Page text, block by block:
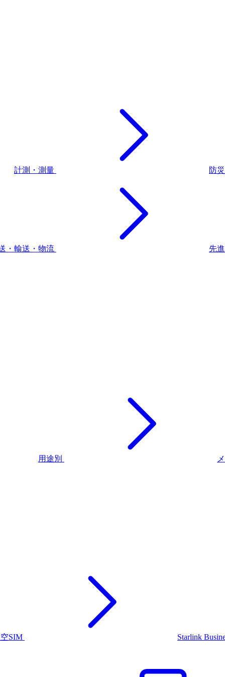
計測・測量 防
・輸送・物流
先
用途別
SIM
Starlink